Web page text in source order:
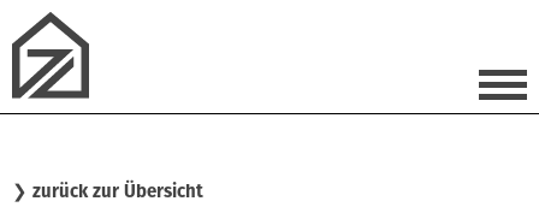
❯ zurück zur Übersicht